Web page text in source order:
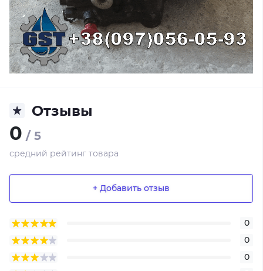
Отзывы
0 / 5
средний рейтинг товара
+ Добавить отзыв
0
0
0